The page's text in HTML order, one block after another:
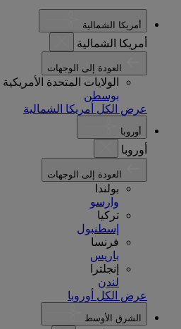
أمريكا الشمالية
أمريكا الشمالية
الولايات المتحدة الأمريكية
بوسطن
عرض الكل أمريكا الشمالية
أوروبا
أوروبا
بولندا
وارسو
تركيا
إسطنبول
فرنسا
باريس
إنجلترا
لندن
عرض الكل أوروبا
الشرق الأوسط